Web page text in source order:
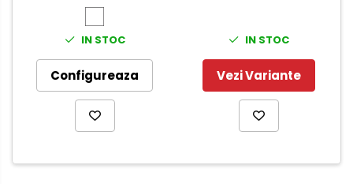
IN STOC
Configureaza
IN STOC
Vezi Variante